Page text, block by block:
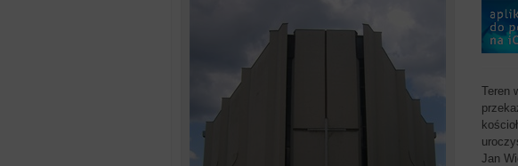
Teren
Jan